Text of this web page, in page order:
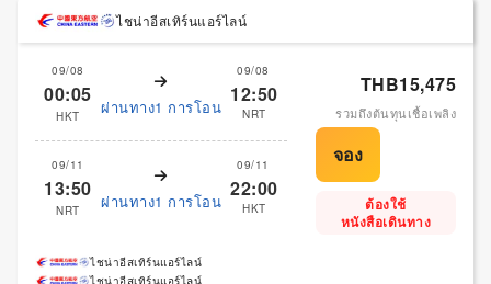
ไชน่าอีสเทิร์นแอร์ไลน์
09/08
00:05
HKT ผ่านทาง1 การโอน
09/08
12:50
NRT
09/11
13:50
NRT ผ่านทาง1 การโอน
09/11
22:00
HKT
THB15,475
รวมถึงต้นทุนเชื้อเพลิง
ต้องใช้
หนังสือเดินทาง
ไชน่าอีสเทิร์นแอร์ไลน์
ไชน่าอีสเทิร์นแอร์ไลน์